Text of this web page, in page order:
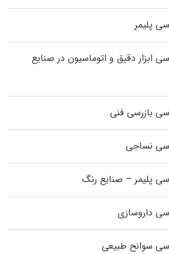
پلیمر
ابزار دقیق و اتوماسیون در صنایع
بازرسی فنی
نساجی
پلیمر – صنایع رنگ
داروسازی
سوانح طبیعی